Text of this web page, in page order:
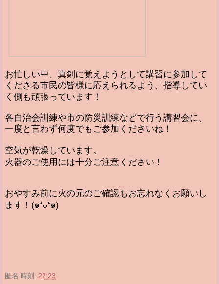
お忙しい中、真剣に覚えようとして講習に参加して
くださる市民の皆様に応えられるよう、指導してい
く側も頑張っています！
各自治会訓練や市の防災訓練などで行う講習会に、
一度と言わず何度でもご参加くださいね！
空気が乾燥しています。
火器のご使用には十分ご注意ください！
おやすみ前に火の元のご確認もお忘れなくお願いし
ます！(๑❛ᴗ❛๑)
匿名 時刻: 22:23